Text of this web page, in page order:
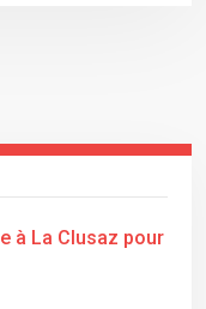
à La Clusaz pour